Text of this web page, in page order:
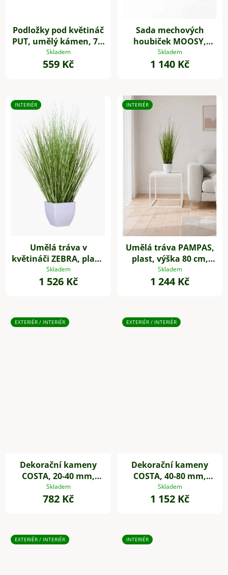
Podložky pod květináč
PUT, umělý kámen, 7 x
7 cm, 4-set, šedé
Skladem
559 Kč
Sada mechových
houbiček MOOSY,
plast, zelená
Skladem
1 140 Kč
INTERIÉR
Umělá tráva v
květináči ZEBRA, plast,
výška 80 cm, zelená
Skladem
1 526 Kč
INTERIÉR
Umělá tráva PAMPAS,
plast, výška 80 cm,
zelená
Skladem
1 244 Kč
EXTERIÉR / INTERIÉR
Dekorační kameny
COSTA, 20-40 mm,
plast, černá
Skladem
782 Kč
EXTERIÉR / INTERIÉR
Dekorační kameny
COSTA, 40-80 mm,
plast, bílá
Skladem
1 152 Kč
EXTERIÉR / INTERIÉR INTERIÉR